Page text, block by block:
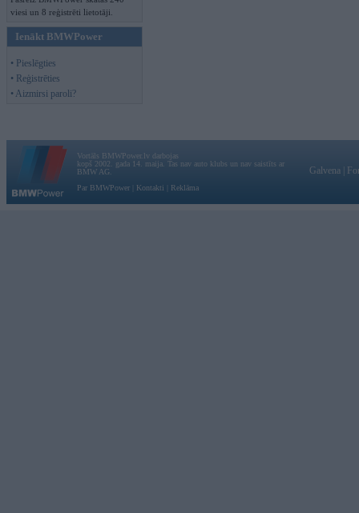
viesi un 8 reģistrēti lietotāji.
Ienākt BMWPower
• Pieslēgties
• Reģistrēties
• Aizmirsi paroli?
Vortāls BMWPower.lv darbojas
kopš 2002. gada 14. maija. Tas nav auto klubs un nav saistīts ar
BMW AG.
Par BMWPower
Kontakti Reklāma
Galvena